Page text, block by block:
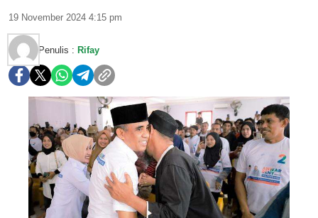
19 November 2024 4:15 pm
Penulis : Rifay